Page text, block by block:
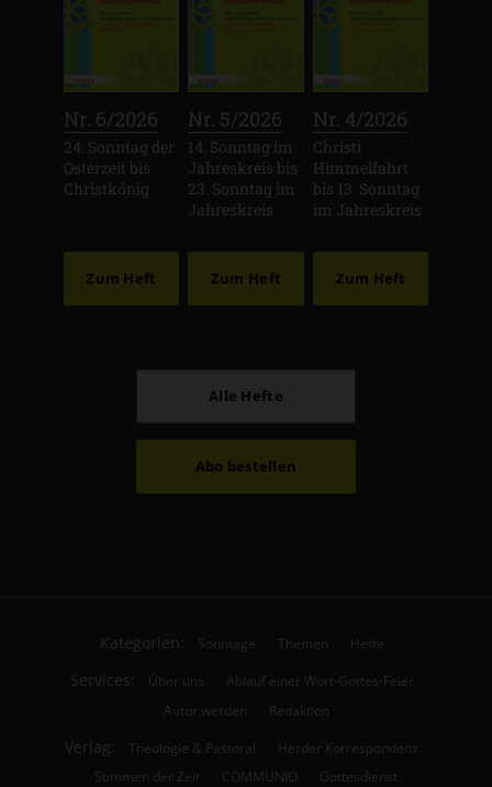
Nr. 6/2026
24. Sonntag der
Osterzeit bis
Christkönig
Zum Heft
Nr. 5/2026
14. Sonntag im
Jahreskreis bis
23. Sonntag im
Jahreskreis
Zum Heft
Nr. 4/2026
Christi
Himmelfahrt
bis 13. Sonntag
im Jahreskreis
Zum Heft
Alle Hefte
Abo bestellen
Kategorien: Sonntage Themen Hefte
Services: Über uns
Ablauf einer Wort-Gottes-Feier
Autor werden
Redaktion
Verlag: Theologie & Pastoral
Herder Korrespondenz
Stimmen der Zeit
COMMUNIO
Gottesdienst